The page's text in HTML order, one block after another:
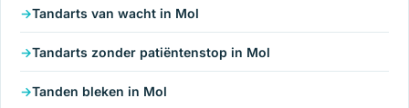
Tandarts van wacht in Mol
Tandarts zonder patiëntenstop in Mol
Tanden bleken in Mol